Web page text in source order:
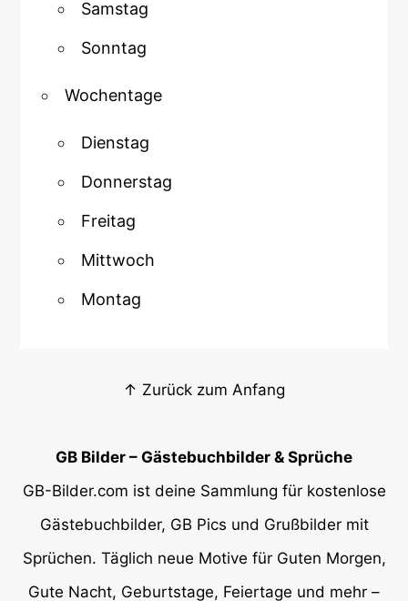
Samstag
Sonntag
Wochentage
Dienstag
Donnerstag
Freitag
Mittwoch
Montag
↑ Zurück zum Anfang
GB Bilder – Gästebuchbilder & Sprüche
GB-Bilder.com ist deine Sammlung für kostenlose
Gästebuchbilder, GB Pics und Grußbilder mit
Sprüchen. Täglich neue Motive für Guten Morgen,
Gute Nacht, Geburtstage, Feiertage und mehr –